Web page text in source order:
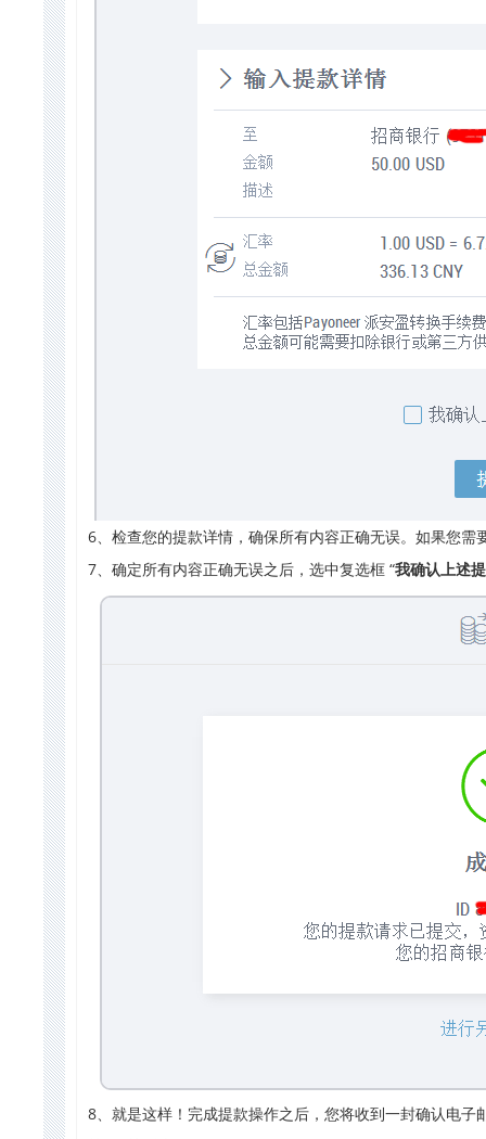
6、检查您的提款详情，确保所有内容正确无误。如果您需
7、确定所有内容正确无误之后，选中复选框 “我确认上述
8、就是这样！完成提款操作之后，您将收到一封确认电